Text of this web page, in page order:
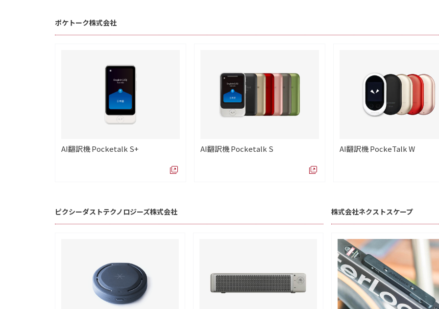
ポケトーク株式会社
AI翻訳機 Pocketalk S+ AI翻訳機 Pocketalk S AI翻訳機 PockeTalk W
ピクシーダストテクノロジーズ株式会社 株式会社ネクストスケープ